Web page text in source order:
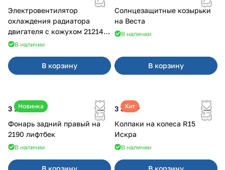
Электровентилятор
охлаждения радиатора
двигателя с кожухом 21214
2121-21213 ВАЛЕЕ 95
В наличии
В корзину
Солнцезащитные козырьки
на Веста
В наличии
В корзину
Новинка
3 100 ₽
Фонарь задний правый на
2190 лифтбек
В наличии
В корзину
Хит
3 380 ₽
Колпаки на колеса R15
Искра
В наличии
В корзину